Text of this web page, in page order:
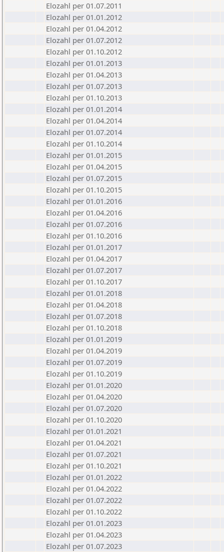
Elozahl per 01.07.2011
Elozahl per 01.01.2012
Elozahl per 01.04.2012
Elozahl per 01.07.2012
Elozahl per 01.10.2012
Elozahl per 01.01.2013
Elozahl per 01.04.2013
Elozahl per 01.07.2013
Elozahl per 01.10.2013
Elozahl per 01.01.2014
Elozahl per 01.04.2014
Elozahl per 01.07.2014
Elozahl per 01.10.2014
Elozahl per 01.01.2015
Elozahl per 01.04.2015
Elozahl per 01.07.2015
Elozahl per 01.10.2015
Elozahl per 01.01.2016
Elozahl per 01.04.2016
Elozahl per 01.07.2016
Elozahl per 01.10.2016
Elozahl per 01.01.2017
Elozahl per 01.04.2017
Elozahl per 01.07.2017
Elozahl per 01.10.2017
Elozahl per 01.01.2018
Elozahl per 01.04.2018
Elozahl per 01.07.2018
Elozahl per 01.10.2018
Elozahl per 01.01.2019
Elozahl per 01.04.2019
Elozahl per 01.07.2019
Elozahl per 01.10.2019
Elozahl per 01.01.2020
Elozahl per 01.04.2020
Elozahl per 01.07.2020
Elozahl per 01.10.2020
Elozahl per 01.01.2021
Elozahl per 01.04.2021
Elozahl per 01.07.2021
Elozahl per 01.10.2021
Elozahl per 01.01.2022
Elozahl per 01.04.2022
Elozahl per 01.07.2022
Elozahl per 01.10.2022
Elozahl per 01.01.2023
Elozahl per 01.04.2023
Elozahl per 01.07.2023